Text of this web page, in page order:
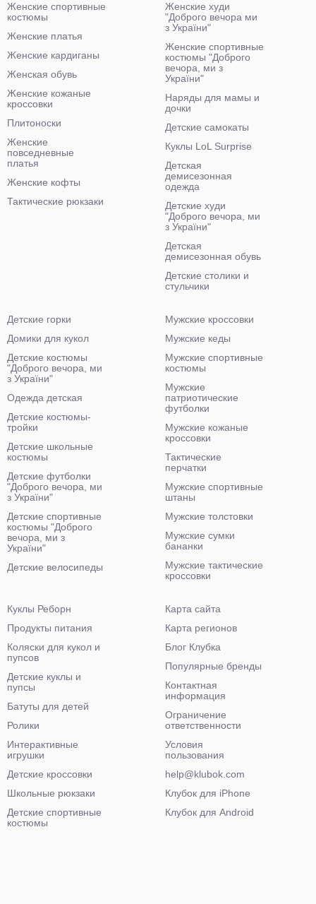
Женские спортивные
костюмы
Женские платья
Женские кардиганы
Женская обувь
Женские кожаные
кроссовки
Плитоноски
Женские
повседневные
платья
Женские кофты
Тактические рюкзаки
Женские худи
"Доброго вечора ми
з України"
Женские спортивные
костюмы "Доброго
вечора, ми з
України"
Наряды для мамы и
дочки
Детские самокаты
Куклы LoL Surprise
Детская
демисезонная
одежда
Детские худи
"Доброго вечора, ми
з України"
Детская
демисезонная обувь
Детские столики и
стульчики
Детские горки
Домики для кукол
Детские костюмы
"Доброго вечора, ми
з України"
Одежда детская
Детские костюмы-
тройки
Детские школьные
костюмы
Детские футболки
"Доброго вечора, ми
з України"
Детские спортивные
костюмы "Доброго
вечора, ми з
України"
Детские велосипеды
Мужские кроссовки
Мужские кеды
Мужские спортивные
костюмы
Мужские
патриотические
футболки
Мужские кожаные
кроссовки
Тактические
перчатки
Мужские спортивные
штаны
Мужские толстовки
Мужские сумки
бананки
Мужские тактические
кроссовки
Куклы Реборн
Продукты питания
Коляски для кукол и
пупсов
Детские куклы и
пупсы
Батуты для детей
Ролики
Интерактивные
игрушки
Детские кроссовки
Школьные рюкзаки
Детские спортивные
костюмы
Карта сайта
Карта регионов
Блог Клубка
Популярные бренды
Контактная
информация
Ограничение
ответственности
Условия
пользования
help@klubok.com
Клубок для iPhone
Клубок для Android